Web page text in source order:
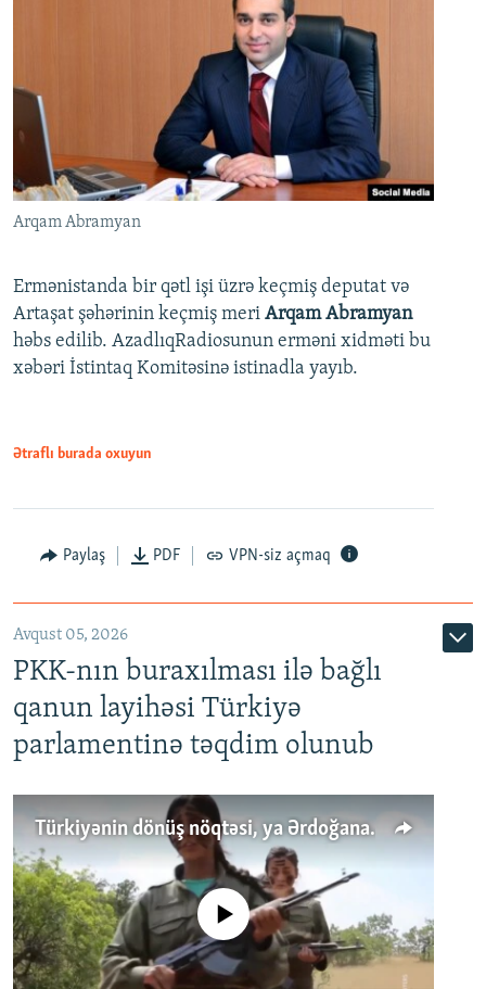
Arqam Abramyan
Ermənistanda bir qətl işi üzrə keçmiş deputat və
Artaşat şəhərinin keçmiş meri Arqam Abramyan
həbs edilib. AzadlıqRadiosunun erməni xidməti bu
xəbəri İstintaq Komitəsinə istinadla yayıb.
Ətraflı burada oxuyun
Paylaş PDF VPN-siz açmaq
Avqust 05, 2026
PKK-nın buraxılması ilə bağlı
qanun layihəsi Türkiyə
parlamentinə təqdim olunub
Türkiyənin dönüş nöqtəsi, ya Ərdoğana üçüncü şans: PKK ilə qəfil barışıq nə deməkdir?
No media source currently available